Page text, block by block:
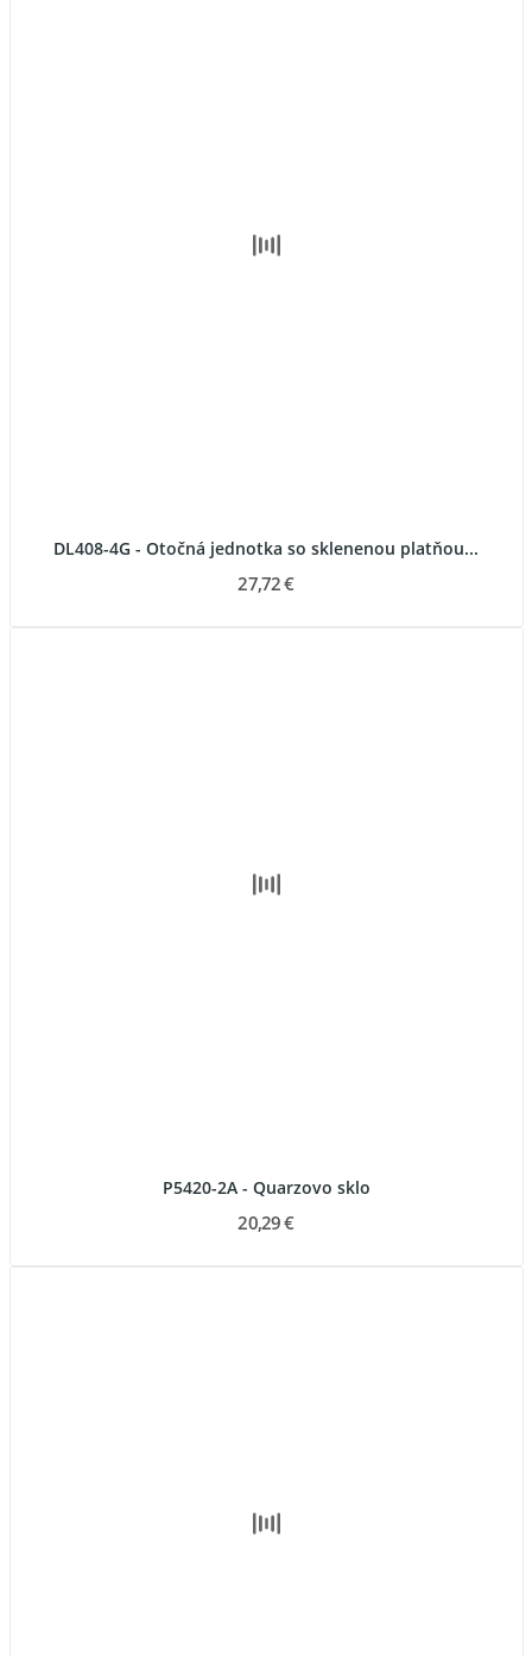
DL408-4G - Otočná jednotka so sklenenou platňou...
27,72 €
P5420-2A - Quarzovo sklo
20,29 €